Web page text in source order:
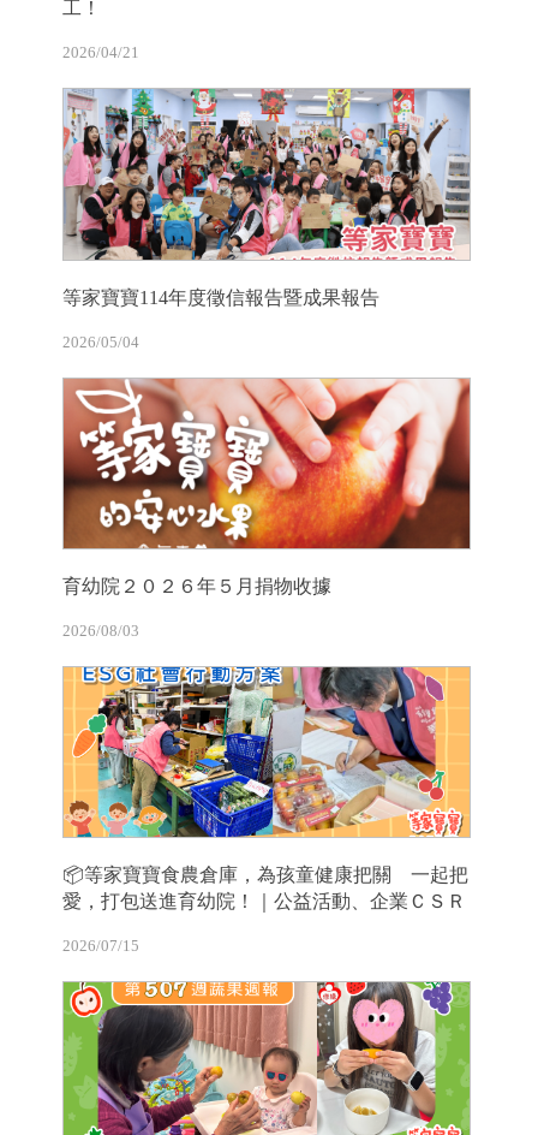
工！
2026/04/21
等家寶寶114年度徵信報告暨成果報告
2026/05/04
育幼院２０２６年５月捐物收據
2026/08/03
📦等家寶寶食農倉庫，為孩童健康把關 一起把
愛，打包送進育幼院！｜公益活動、企業ＣＳＲ
2026/07/15